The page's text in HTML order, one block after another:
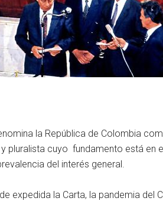
la República de Colombia
pluralista cuyo fundamento está en
del interés general.
expedida la Carta, la pandemia del